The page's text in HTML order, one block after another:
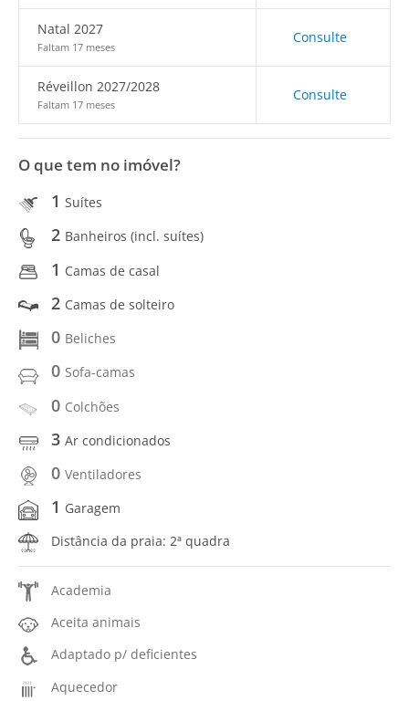
Natal 2027
Faltam 17 meses
Consulte
Réveillon 2027/2028
Faltam 17 meses
Consulte
O que tem no imóvel?
1 Suítes
2 Banheiros (incl. suítes)
1 Camas de casal
2 Camas de solteiro
0 Beliches
0 Sofa-camas
0 Colchões
3 Ar condicionados
0 Ventiladores
1 Garagem
Distância da praia: 2ª quadra
Academia
Aceita animais
Adaptado p/ deficientes
Aquecedor